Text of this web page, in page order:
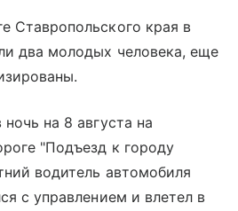
Ставропольского края в
два молодых человека, еще
на 8 августа на
"Подъезд к городу
водитель автомобиля
с управлением и влетел в